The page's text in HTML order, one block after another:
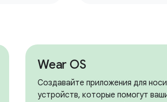
Wear OS
Создавайте приложения для
устройств, которые помогут